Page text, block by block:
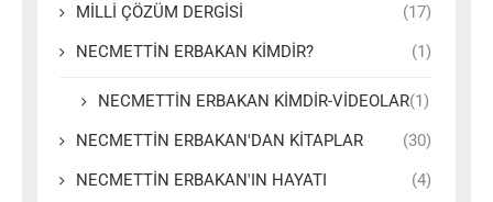
MİLLİ ÇÖZÜM DERGİSİ
(17)
NECMETTİN ERBAKAN KİMDİR?
(1)
NECMETTİN ERBAKAN KİMDİR-VİDEOLAR(1)
NECMETTİN ERBAKAN'DAN KİTAPLAR
(30)
NECMETTİN ERBAKAN'IN HAYATI
(4)